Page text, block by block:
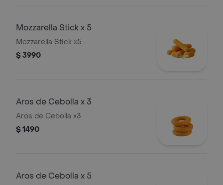
Mozzarella Stick x 5
Mozzarella Stick x5
$ 3990
Aros de Cebolla x 3
Aros de Cebolla x3
$ 1490
Aros de Cebolla x 5